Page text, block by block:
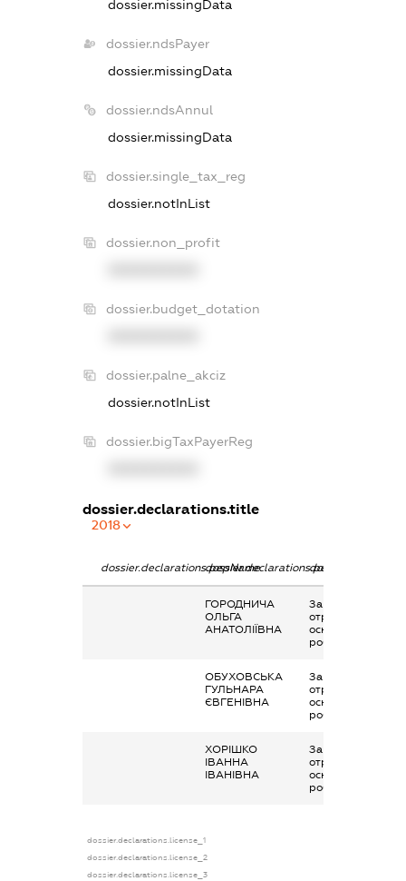
dossier.missingData
dossier.ndsPayer
dossier.missingData
dossier.ndsAnnul
dossier.missingData
dossier.single_tax_reg
dossier.notInList
dossier.non_profit
dossier.budget_dotation
dossier.palne_akciz
dossier.notInList
dossier.bigTaxPayerReg
dossier.declarations.title
2018
dossier.declarations.pepNamedossier.declarations.personName
ГОРОДНИЧА
ОЛЬГА
АНАТОЛІЇВНА
Заробітна плата
отримана за
основним місцем
роботи
ОБУХОВСЬКА
ГУЛЬНАРА
ЄВГЕНІВНА
Заробітна плата
отримана за
основним місцем
роботи
ХОРІШКО
ІВАННА
ІВАНІВНА
Заробітна плата
отримана за
основним місцем
роботи
dossier.declarations.license_1
dossier.declarations.license_2
dossier.declarations.license_3